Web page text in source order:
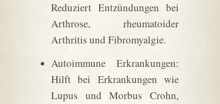
Reduziert Entzündungen bei
Arthrose, rheumatoider
Arthritis und Fibromyalgie.
Autoimmune Erkrankungen:
Hilft bei Erkrankungen wie
Lupus und Morbus Crohn,